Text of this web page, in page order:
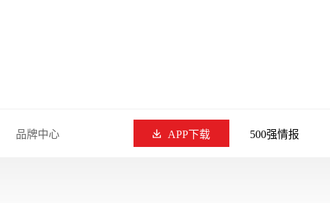
品牌中心 APP下载 500强情报